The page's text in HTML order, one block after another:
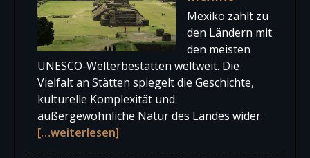
Mexiko zählt zu
den Ländern mit
den meisten
UNESCO-Welterbestätten weltweit. Die
Vielfalt an Stätten spiegelt die Geschichte,
kulturelle Komplexität und
außergewöhnliche Natur des Landes wider.
[…weiterlesen]